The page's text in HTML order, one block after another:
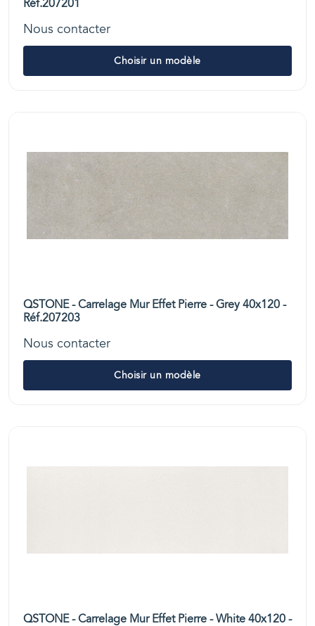
Réf.207201
Nous contacter
Choisir un modèle
QSTONE - Carrelage Mur Effet Pierre - Grey 40x120 -
Réf.207203
Nous contacter
Choisir un modèle
QSTONE - Carrelage Mur Effet Pierre - White 40x120 -